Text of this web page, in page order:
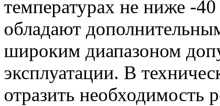
температурах не ниже -
обладают
широким диапазоном
эксплуатации. В
отразить